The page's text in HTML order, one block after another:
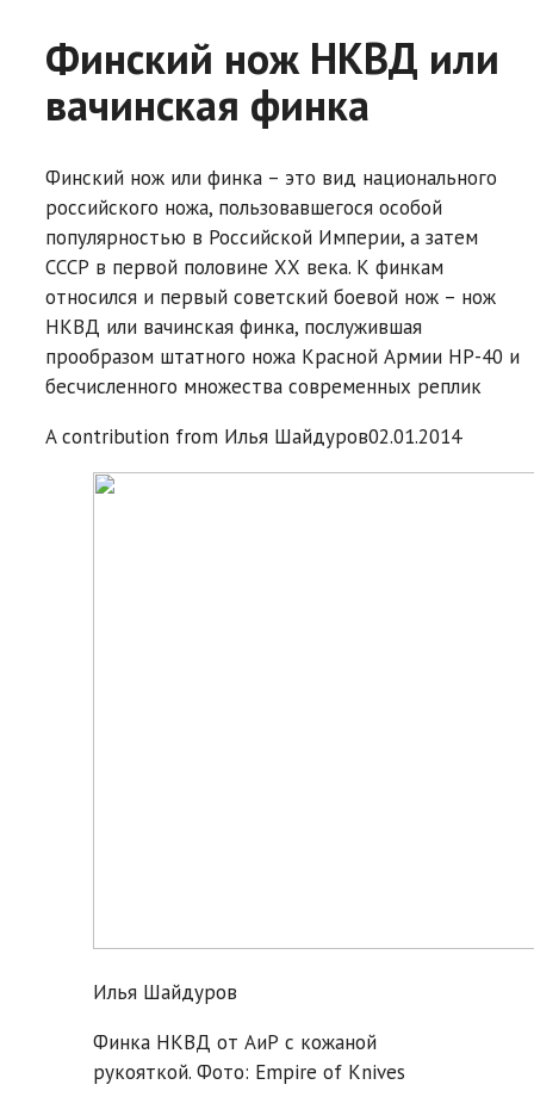
Финский нож НКВД или
вачинская финка
Финский нож или финка – это вид национального
российского ножа, пользовавшегося особой
популярностью в Российской Империи, а затем
СССР в первой половине ХХ века. К финкам
относился и первый советский боевой нож – нож
НКВД или вачинская финка, послужившая
прообразом штатного ножа Красной Армии НР-40 и
бесчисленного множества современных реплик
A contribution from Илья Шайдуров02.01.2014
Илья Шайдуров
Финка НКВД от АиР с кожаной
рукояткой. Фото: Empire of Knives